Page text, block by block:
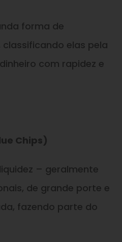
forma de
elas pela
com rapidez e
Chips)
– geralmente
de grande porte e
fazendo parte do